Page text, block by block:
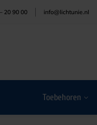
20 90 00 info@lichtunie.nl
Toebehoren